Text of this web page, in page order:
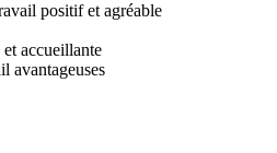
positif et agréable
accueillante
avantageuses